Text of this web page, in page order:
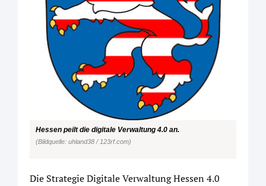
Hessen peilt die digitale Verwaltung 4.0 an.
(Bildquelle: uhland38 / 123rf.com)
Die Strategie Digitale Verwaltung Hessen 4.0